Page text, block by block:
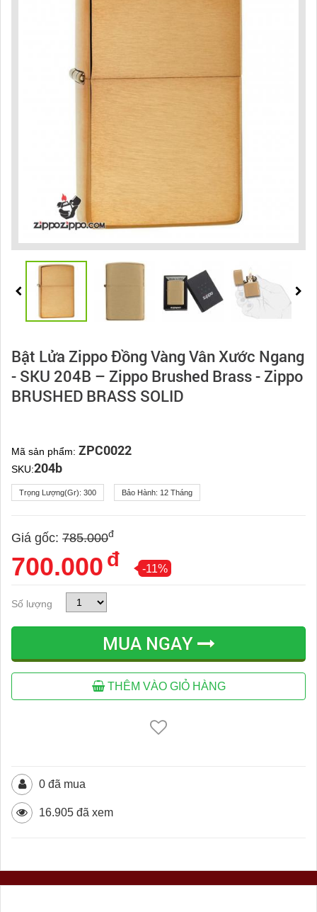
Bật Lửa Zippo Đồng Vàng Vân Xước Ngang
- SKU 204B – Zippo Brushed Brass - Zippo
BRUSHED BRASS SOLID
Mã sản phẩm: ZPC0022
SKU:204b
Trọng Lượng(gr): 300 Bảo Hành: 12 Tháng
Giá gốc: 785.000đ
700.000 đ -11%
Số lượng
MUA NGAY
THÊM VÀO GIỎ HÀNG
0 đã mua
16.905 đã xem